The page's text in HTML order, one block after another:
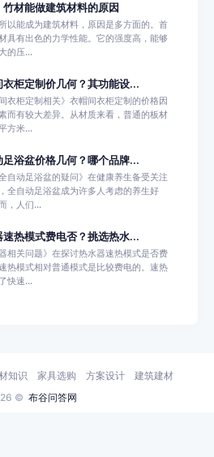
竹材能做建筑材料的原因
以能成为建筑材料，原因是多方面的。首
具有出色的力学性能。它的强度高，能够
的压...
衣柜定制价几何？其功能设...
间衣柜定制相关》衣帽间衣柜定制的价格因
而有较大差异。从材质来看，普通的板材
方米...
足浴盆价格几何？哪个品牌...
全自动足浴盆的疑问》在健康养生备受关注
全自动足浴盆成为许多人考虑的养生好
，人们...
速热模式费电否？挑选热水...
器相关问题》在探讨热水器速热模式是否费
热模式相对普通模式是比较费电的。速热
快速...
© 布谷问答网
知识 家具选购 方案设计 建筑建材